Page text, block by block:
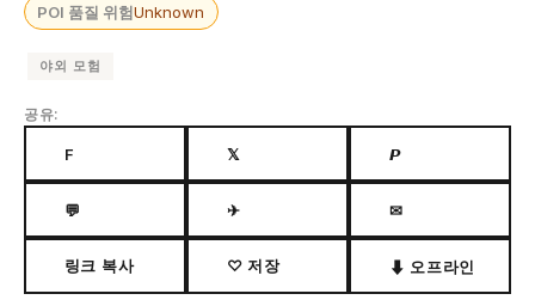
POI 품질 위험Unknown
야외 모험
공유:
F 𝕏 𝙋
💬 ✈ ✉
링크 복사 ♡ 저장 ⬇ 오프라인